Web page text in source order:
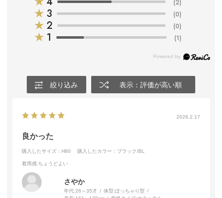
(2)
★ 3 (0)
★ 2 (0)
★ 1 (1)
絞り込み 表示：評価が高い順
2026.2.17
良かった
購入したサイズ：H80 購入したカラー：ブラック/BL
着用感:ちょうどよい
さやか
年代:26～35才 体型:ぽっちゃり型